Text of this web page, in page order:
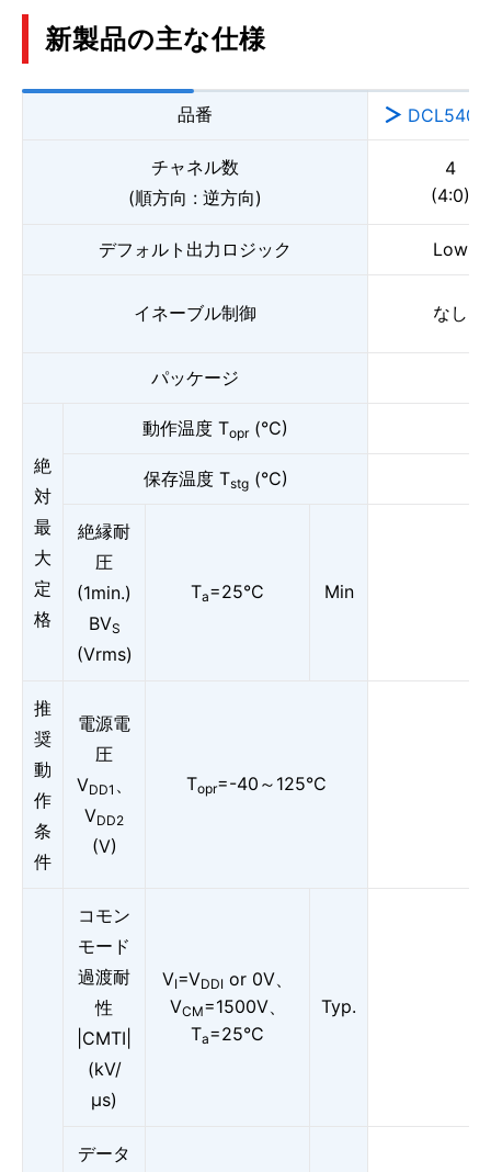
新製品の主な仕様
品番
チャネル数
(順方向 : 逆方向)
4
(4:0)
デフォルト出力ロジック Low
イネーブル制御 なし
パッケージ
絶
対
最
大
定
格
動作温度 Topr(°C)
保存温度 Tstg(°C)
絶縁耐
圧
(1min.)
BVS
(Vrms)
Ta=25°C Min
推
奨
動
作
条
件
電源電
圧
VDD1 、
VDD2
(V)
Topr=-40～125°C
コモン
モード
過渡耐
性
|CMTI|
(kV/
μs)
VI=VDDI or 0V、
VCM=1500V、
Ta=25°C
Typ.
データ